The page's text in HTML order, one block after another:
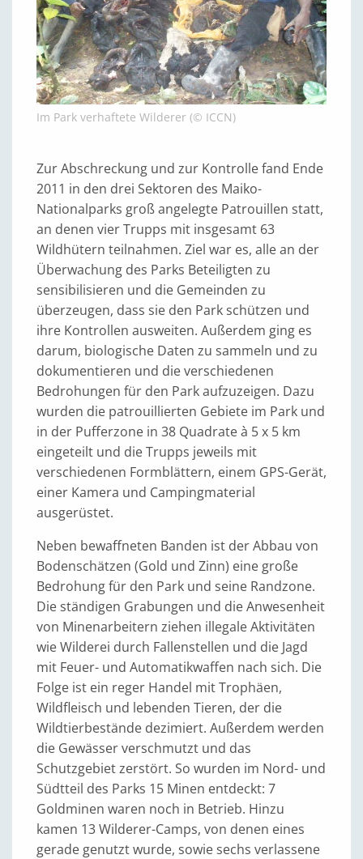
Im Park verhaftete Wilderer (© ICCN)
Zur Abschreckung und zur Kontrolle fand Ende
2011 in den drei Sektoren des Maiko-
Nationalparks groß angelegte Patrouillen statt,
an denen vier Trupps mit insgesamt 63
Wildhütern teilnahmen. Ziel war es, alle an der
Überwachung des Parks Beteiligten zu
sensibilisieren und die Gemeinden zu
überzeugen, dass sie den Park schützen und
ihre Kontrollen ausweiten. Außerdem ging es
darum, biologische Daten zu sammeln und zu
dokumentieren und die verschiedenen
Bedrohungen für den Park aufzuzeigen. Dazu
wurden die patrouillierten Gebiete im Park und
in der Pufferzone in 38 Quadrate à 5 x 5 km
eingeteilt und die Trupps jeweils mit
verschiedenen Formblättern, einem GPS-Gerät,
einer Kamera und Campingmaterial
ausgerüstet.
Neben bewaffneten Banden ist der Abbau von
Bodenschätzen (Gold und Zinn) eine große
Bedrohung für den Park und seine Randzone.
Die ständigen Grabungen und die Anwesenheit
von Minen­arbeitern ziehen illegale Aktivitäten
wie Wilderei durch Fallenstellen und die Jagd
mit Feuer- und Automatikwaffen nach sich. Die
Folge ist ein reger Handel mit Trophäen,
Wildfleisch und lebenden Tieren, der die
Wildtierbestände dezimiert. Außerdem werden
die Gewässer verschmutzt und das
Schutzgebiet zerstört. So wurden im Nord- und
Südtteil des Parks 15 Minen entdeckt: 7
Goldminen waren noch in Betrieb. Hinzu
kamen 13 Wilderer-Camps, von denen eines
gerade genutzt wurde, sowie sechs verlassene